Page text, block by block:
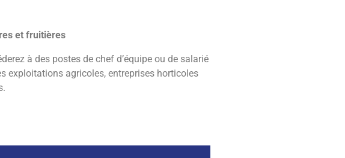
et fruitières
à des postes de chef d’équipe ou de salarié
exploitations agricoles, entreprises horticoles